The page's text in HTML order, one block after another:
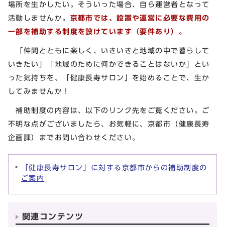
場所を生かしたい。そういった場合、自ら運営者となって
活動しませんか。 京都市では、設置や運営に必要な費用の
一部を補助する制度を設けています（要件あり）。
「仲間とともに楽しく、いきいきと地域の中で暮らして
いきたい」「地域のために何かできることはないか」とい
った気持ちを、「健康長寿サロン」を始めることで、生か
してみませんか！
補助制度の内容は、以下のリンク先をご覧ください。ご
不明な点がございましたら、お気軽に、京都市（健康長寿
企画課）までお問い合わせください。
「健康長寿サロン」に対する京都市からの補助制度の
ご案内
関連コンテンツ